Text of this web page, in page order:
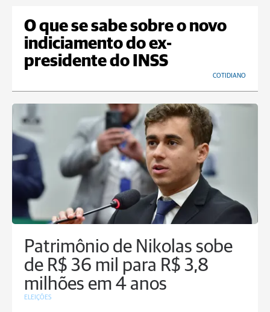
O que se sabe sobre o novo
indiciamento do ex-
presidente do INSS
COTIDIANO
Patrimônio de Nikolas sobe
de R$ 36 mil para R$ 3,8
milhões em 4 anos
ELEIÇÕES